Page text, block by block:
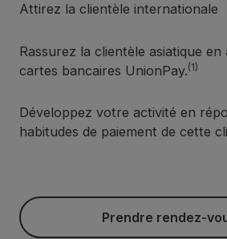
Attirez la clientèle internationale
Rassurez la clientèle asiatique
cartes bancaires UnionPay.(1)
Développez votre activité en
habitudes de paiement de cette
Prendre rendez-vous
Prendre rendez-